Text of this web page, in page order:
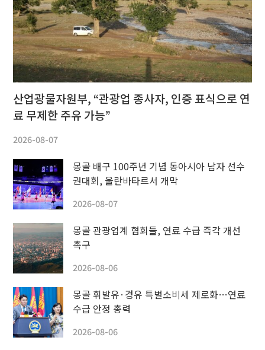
산업광물자원부, “관광업 종사자, 인증 표식으로 연
료 무제한 주유 가능”
2026-08-07
몽골 배구 100주년 기념 동아시아 남자 선수
권대회, 울란바타르서 개막
2026-08-07
몽골 관광업계 협회들, 연료 수급 즉각 개선
촉구
2026-08-06
몽골 휘발유·경유 특별소비세 제로화…연료
수급 안정 총력
2026-08-06